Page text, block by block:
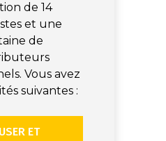
de 14
et une
de
Vous avez
suivantes :
ET